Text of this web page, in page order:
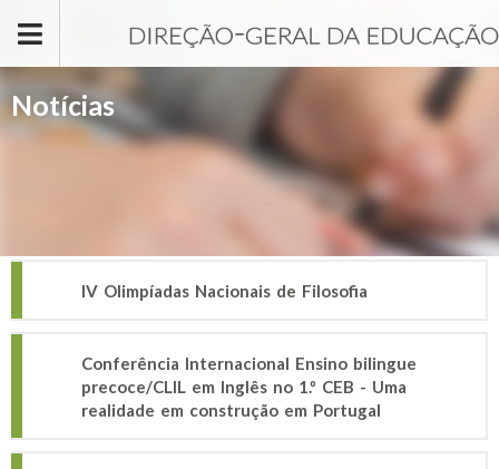
Notícias
IV Olimpíadas Nacionais de Filosofia
Conferência Internacional Ensino bilingue
precoce/CLIL em Inglês no 1.º CEB - Uma
realidade em construção em Portugal